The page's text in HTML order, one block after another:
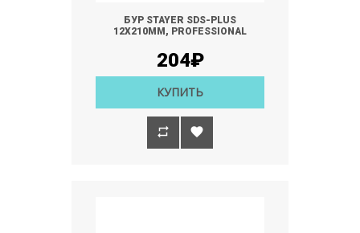
БУР STAYER SDS-PLUS
12Х210ММ, PROFESSIONAL
204₽
КУПИТЬ